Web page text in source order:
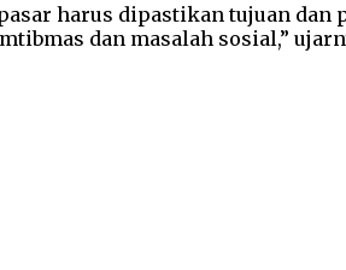
harus dipastikan tujuan
dan masalah sosial,”